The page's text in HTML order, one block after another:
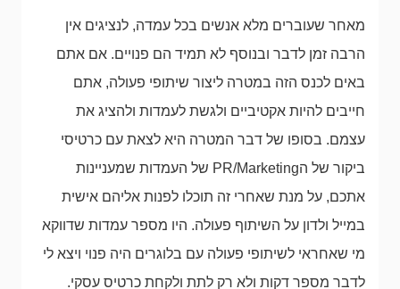
מאחר שעוברים מלא אנשים בכל עמדה, לנציגים אין
הרבה זמן לדבר ובנוסף לא תמיד הם פנויים. אם אתם
באים לכנס הזה במטרה ליצור שיתופי פעולה, אתם
חייבים להיות אקטיביים ולגשת לעמדות ולהציג את
עצמם. בסופו של דבר המטרה היא לצאת עם כרטיסי
ביקור של הPR/Marketing של העמדות שמעניינות
אתכם, על מנת שאחרי זה תוכלו לפנות אליהם אישית
במייל ולדון על השיתוף פעולה. היו מספר עמדות שדווקא
מי שאחראי לשיתופי פעולה עם בלוגרים היה פנוי ויצא לי
לדבר מספר דקות ולא רק לתת ולקחת כרטיס עסקי.